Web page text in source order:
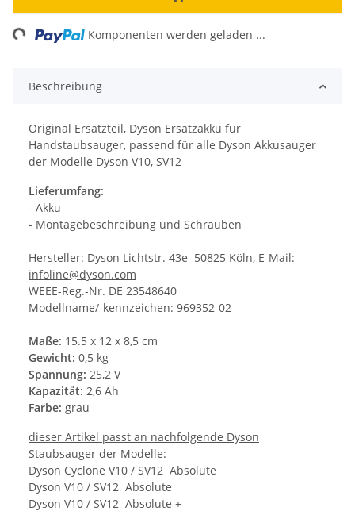
Komponenten werden geladen ...
Beschreibung
Original Ersatzteil, Dyson Ersatzakku für
Handstaubsauger, passend für alle Dyson Akkusauger
der Modelle Dyson V10, SV12
Lieferumfang:
- Akku
- Montagebeschreibung und Schrauben
Hersteller: Dyson Lichtstr. 43e 50825 Köln, E-Mail:
infoline@dyson.com
WEEE-Reg.-Nr. DE 23548640
Modellname/-kennzeichen: 969352-02
Maße: 15.5 x 12 x 8,5 cm
Gewicht: 0,5 kg
Spannung: 25,2 V
Kapazität: 2,6 Ah
Farbe: grau
dieser Artikel passt an nachfolgende Dyson
Staubsauger der Modelle:
Dyson Cyclone V10 / SV12 Absolute
Dyson V10 / SV12 Absolute
Dyson V10 / SV12 Absolute +